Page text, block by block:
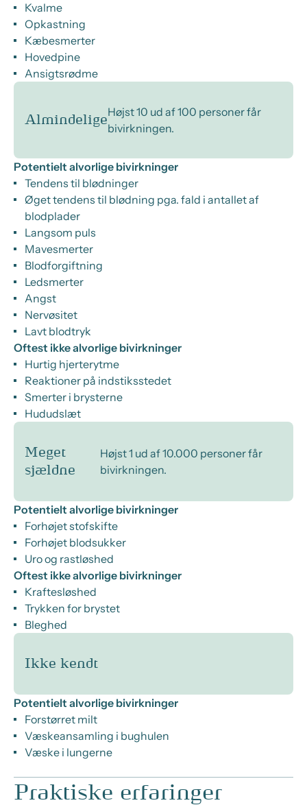
Kvalme
Opkastning
Kæbesmerter
Hovedpine
Ansigtsrødme
Almindelige
Højst 10 ud af 100 personer får
bivirkningen.
Potentielt alvorlige bivirkninger
Tendens til blødninger
Øget tendens til blødning pga. fald i antallet af
blodplader
Langsom puls
Mavesmerter
Blodforgiftning
Ledsmerter
Angst
Nervøsitet
Lavt blodtryk
Oftest ikke alvorlige bivirkninger
Hurtig hjerterytme
Reaktioner på indstiksstedet
Smerter i brysterne
Hududslæt
Meget
sjældne
Højst 1 ud af 10.000 personer får
bivirkningen.
Potentielt alvorlige bivirkninger
Forhøjet stofskifte
Forhøjet blodsukker
Uro og rastløshed
Oftest ikke alvorlige bivirkninger
Kraftesløshed
Trykken for brystet
Bleghed
Ikke kendt
Potentielt alvorlige bivirkninger
Forstørret milt
Væskeansamling i bughulen
Væske i lungerne
Praktiske erfaringer